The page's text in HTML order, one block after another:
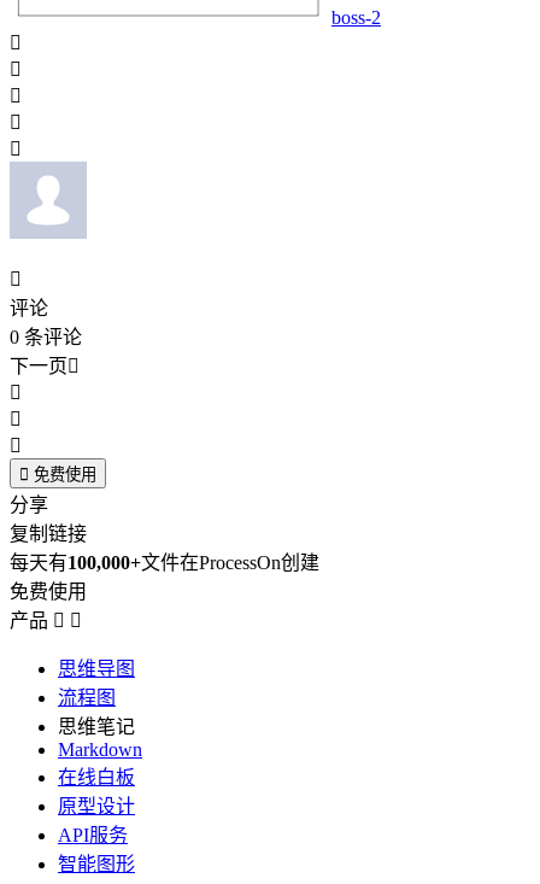
boss-2






评论
0 条评论
下一页



 免费使用
分享
复制链接
每天有100,000+文件在ProcessOn创建
免费使用
产品  
思维导图
流程图
思维笔记
Markdown
在线白板
原型设计
API服务
智能图形